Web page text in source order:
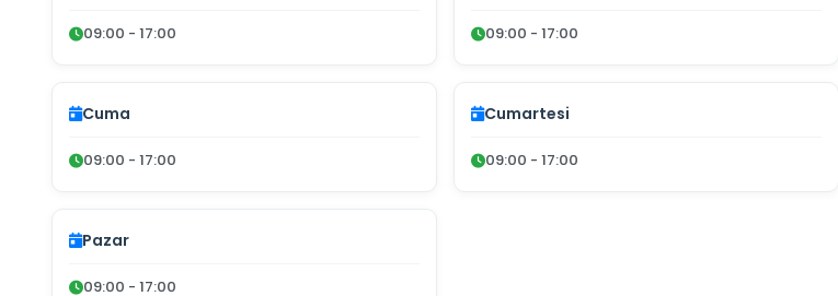
09:00 - 17:00 09:00 - 17:00
Cuma
09:00 - 17:00
Cumartesi
09:00 - 17:00
Pazar
09:00 - 17:00